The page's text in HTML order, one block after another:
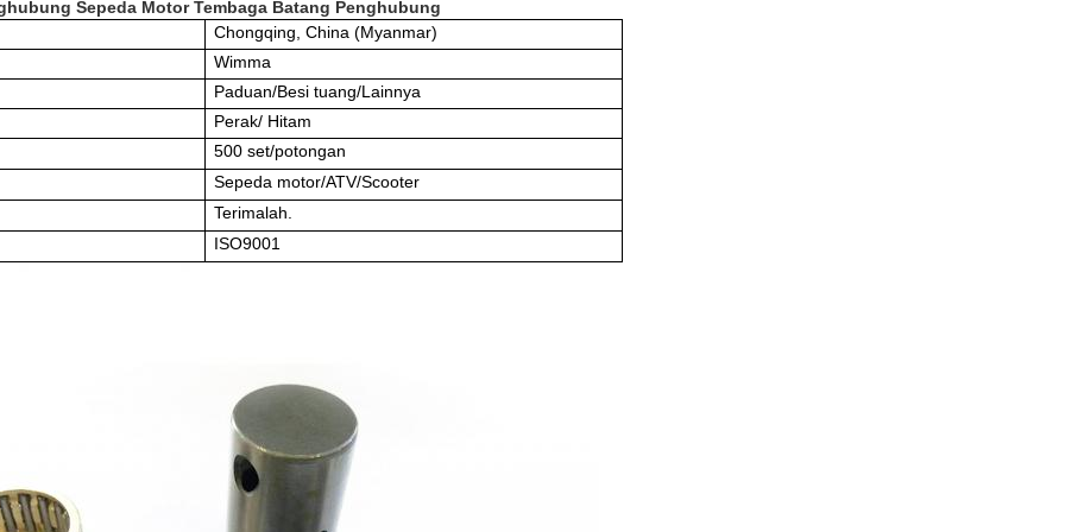
Sepeda Motor Tembaga Batang Penghubung
Chongqing, China (Myanmar)
Wimma
Paduan/Besi tuang/Lainnya
Perak/ Hitam
500 set/potongan
Sepeda motor/ATV/Scooter
Terimalah.
ISO9001